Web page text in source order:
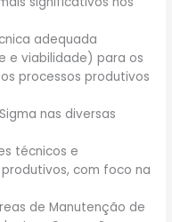
adequada
e viabilidade) para os
processos produtivos
nas diversas
técnicos e
com foco na
de Manutenção de